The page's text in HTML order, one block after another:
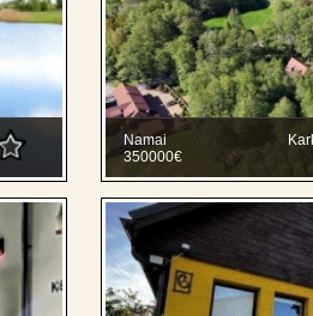
Namai
350000€